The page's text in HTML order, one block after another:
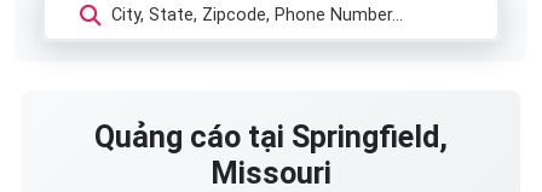
Quảng cáo tại Springfield,
Missouri